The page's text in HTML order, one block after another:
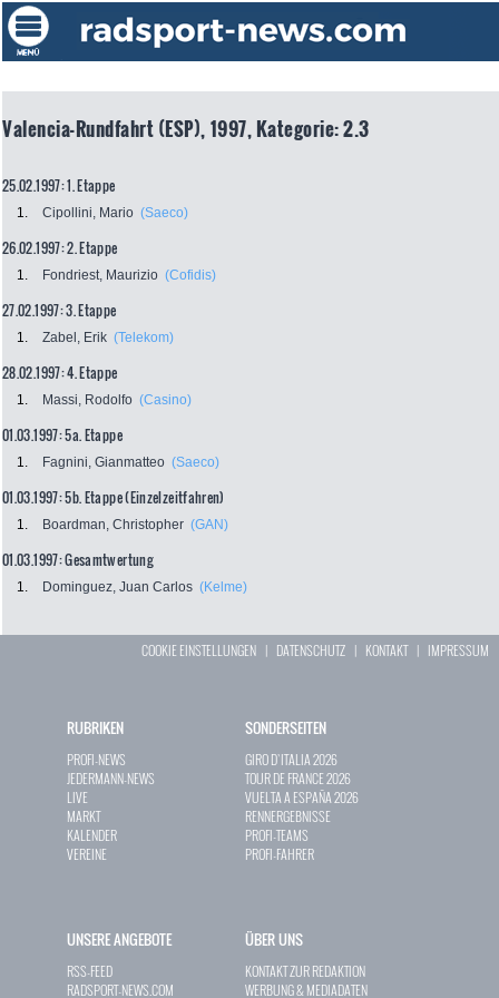
Valencia-Rundfahrt (ESP), 1997, Kategorie: 2.3
25.02.1997: 1. Etappe
1. Cipollini, Mario (Saeco)
26.02.1997: 2. Etappe
1. Fondriest, Maurizio (Cofidis)
27.02.1997: 3. Etappe
1. Zabel, Erik (Telekom)
28.02.1997: 4. Etappe
1. Massi, Rodolfo (Casino)
01.03.1997: 5a. Etappe
1. Fagnini, Gianmatteo (Saeco)
01.03.1997: 5b. Etappe (Einzelzeitfahren)
1. Boardman, Christopher (GAN)
01.03.1997: Gesamtwertung
1. Dominguez, Juan Carlos (Kelme)
COOKIE EINSTELLUNGEN | DATENSCHUTZ | KONTAKT| IMPRESSUM
RUBRIKEN
PROFI-NEWS
JEDERMANN-NEWS
LIVE
MARKT
KALENDER
VEREINE
SONDERSEITEN
GIRO D`ITALIA 2026
TOUR DE FRANCE 2026
VUELTA A ESPAÑA 2026
RENNERGEBNISSE
PROFI-TEAMS
PROFI-FAHRER
UNSERE ANGEBOTE
RSS-FEED
RADSPORT-NEWS.COM
ÜBER UNS
KONTAKT ZUR REDAKTION
WERBUNG & MEDIADATEN